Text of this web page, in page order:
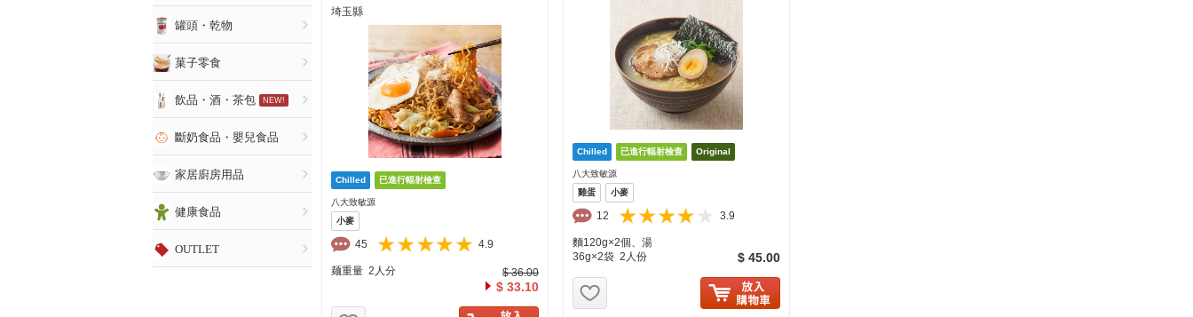
罐頭・乾物
菓子零食
飲品・酒・茶包
斷奶食品・嬰兒食品
家居廚房用品
健康食品
OUTLET
埼玉縣
八大致敏源
小麥
45 4.9
麺重量 2人分 $ 36.00
$ 33.10
八大致敏源
雞蛋
小麥
12 3.9
麵120g×2個、湯
36g×2袋 2人份
$ 45.00